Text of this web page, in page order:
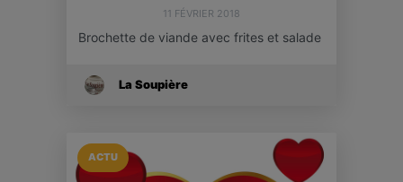
11 FÉVRIER 2018
Brochette de viande avec frites et salade
La Soupière
ACTU